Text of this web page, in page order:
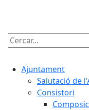
Cercar:
Ajuntament
Salutació de
Consistori